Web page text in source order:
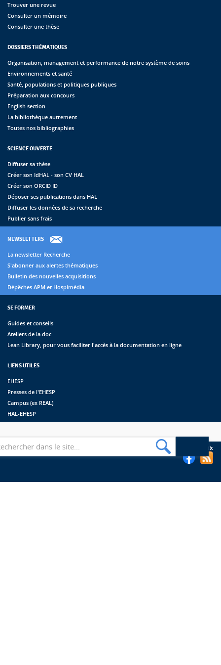
Trouver une revue
Consulter un mémoire
Consulter une thèse
DOSSIERS THÉMATIQUES
Organisation, management et performance de notre système de soins
Environnements et santé
Santé, populations et politiques publiques
Préparation aux concours
English section
La bibliothèque autrement
Toutes nos bibliographies
SCIENCE OUVERTE
Diffuser sa thèse
Créer son IdHAL - son CV HAL
Créer son ORCID ID
Déposer ses publications dans HAL
Diffuser les données de sa recherche
Publier sans frais
NEWSLETTERS
La newsletter Recherche
S'abonner aux alertes thématiques
Bulletin des nouvelles acquisitions
Dépêches APM et Hospimédia
SE FORMER
Guides et conseils
Ateliers de la doc
Lean Library, pour vous faciliter l'accès à la documentation en ligne
LIENS UTILES
EHESP
Presses de l'EHESP
Campus (ex REAL)
HAL-EHESP
Suivez les bibliothèques de l'EHESP sur les réseaux sociaux